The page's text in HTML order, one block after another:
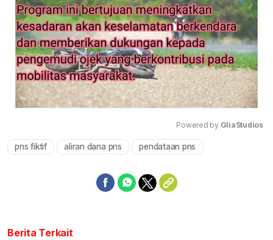
Powered by GliaStudios
pns fiktif aliran dana pns pendataan pns
Berita Terkait